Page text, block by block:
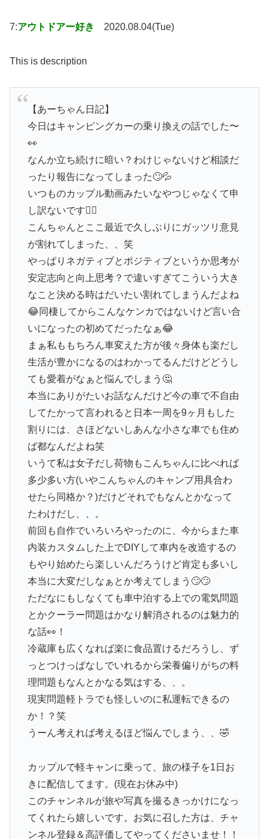
7:アウトドアー好き 2020.08.04(Tue)
This is description
【あーちゃん日記】
今日はキャンピングカーの乗り換えの話でした〜
👀
なんか立ち続けに暗い？わけじゃないけど相談だ
ったり報告になってしまった🙄💦
いつものカップル動画みたいなやつじゃなくて申
し訳ないです🙇‍♀️
こんちゃんとここ最近で久しぶりにガッツリ意見
が割れてしまった、、笑
やっぱりネガティブとポジティブというか思考が
安定志向と向上思考？で違いすぎてこういう大き
なこと決める時はだいたい割れてしまうんだよね
😂同棲してからこんなケンカではないけど言い合
いになったの初めてだったなぁ😂
まぁ私ももちろん車変えた方が後々身体も楽だし
生活が豊かになるのはわかってるんだけどどうし
ても愛着がなぁと悩んでしまう🤔
本当にありがたいお話なんだけど今の車で不自由
してたかって言われると日本一周を9ヶ月もした
割りには、さほどないしあんな小さな車でも住め
ば都なんだよね笑
いうて私は女子だし荷物もこんちゃんに比べれば
多少多い方(いやこんちゃんのキャンプ用具合わ
せたら同格か？)だけどそれでもなんとかなって
たわけだし、、。
前回も自作でいろいろやったのに、今からまた車
内装カスタムした上でDIYして車内を改造するの
もやり始めたら楽しいんだろうけど肯定も多いし
本当に大変だしなぁとか考えてしまう🙄🙄
ただなにもしなくても車中泊する上での電気問題
とかクーラー問題はかなり解消されるのは魅力的
な話👀！
冷蔵庫も広くなれば楽に食品置けるだろうし、ず
っとつけっぱなしでいれるから栄養偏りがちの料
理問題もなんとかなる気はする、、。
現実問題軽トラでも怪しいのに私運転できるの
か！？笑
うーん考えれば考えるほど悩んでしまう、、🤣
カップルで軽キャンに乗って、旅の様子を1日お
きに配信してます。(現在お休み中)
このチャンネルが旅や写真を撮るきっかけになっ
てくれたら嬉しいです。お気に召した方は、チャ
ンネル登録＆高評価してやってくださいませ！！